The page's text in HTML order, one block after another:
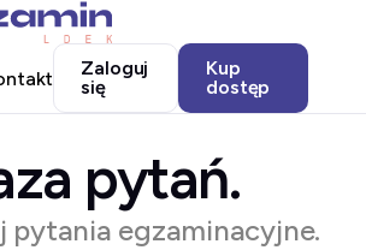
Zaloguj
się
Kup
dostęp
pytań.
pytania egzaminacyjne.